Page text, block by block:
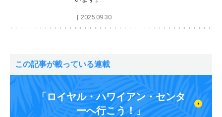
2025.09.30
この記事が載っている連載
「ロイヤル・ハワイアン・センタ
ーへ行こう！」